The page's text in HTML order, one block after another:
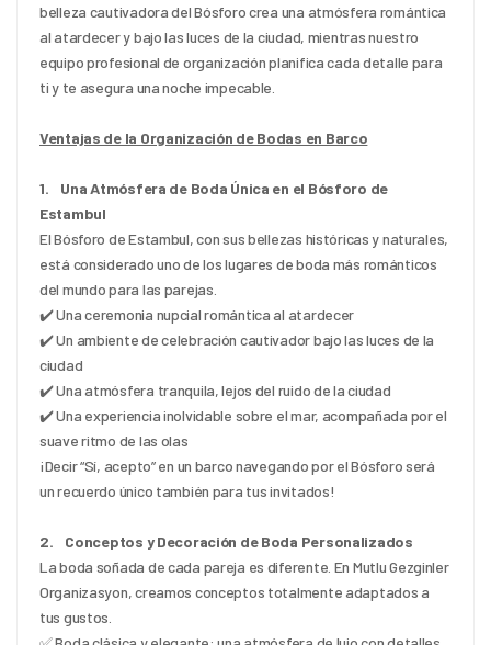
belleza cautivadora del Bósforo crea una atmósfera romántica
al atardecer y bajo las luces de la ciudad, mientras nuestro
equipo profesional de organización planifica cada detalle para
ti y te asegura una noche impecable.
Ventajas de la Organización de Bodas en Barco
1.    Una Atmósfera de Boda Única en el Bósforo de
Estambul
El Bósforo de Estambul, con sus bellezas históricas y naturales,
está considerado uno de los lugares de boda más románticos
del mundo para las parejas.
✔️ Una ceremonia nupcial romántica al atardecer
✔️ Un ambiente de celebración cautivador bajo las luces de la
ciudad
✔️ Una atmósfera tranquila, lejos del ruido de la ciudad
✔️ Una experiencia inolvidable sobre el mar, acompañada por el
suave ritmo de las olas
¡Decir “Sí, acepto” en un barco navegando por el Bósforo será
un recuerdo único también para tus invitados!
2.    Conceptos y Decoración de Boda Personalizados
La boda soñada de cada pareja es diferente. En Mutlu Gezginler
Organizasyon, creamos conceptos totalmente adaptados a
tus gustos.